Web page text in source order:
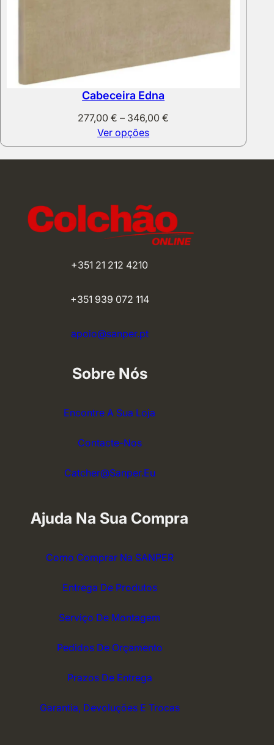
Cabeceira Edna
277,00€ – 346,00€
277,00 €
through
Ver opções
+351 21 212 4210
+351 939 072 114
apoio@sanper.pt
Sobre Nós
Encontre A Sua Loja
Contacte-Nos
Catcher@sanper.eu
Ajuda Na Sua Compra
Como Comprar Na SANPER
Entrega De Produtos
Serviço De Montagem
Pedidos De Orçamento
Prazos De Entrega
Garantia, Devoluções E Trocas